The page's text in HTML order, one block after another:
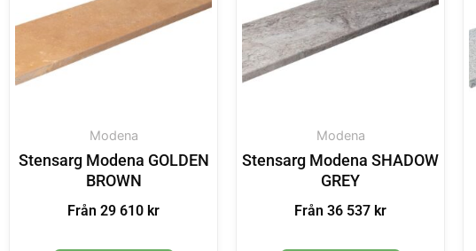
Modena
Stensarg Modena GOLDEN
BROWN
Från 29 610 kr
Modena
Stensarg Modena SHADOW
GREY
Från 36 537 kr